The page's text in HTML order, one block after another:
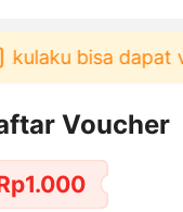
bisa dapat
Voucher